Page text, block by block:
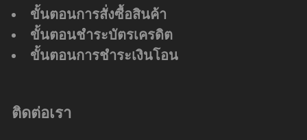
ขั้นตอนการสั่งซื้อสินค้า
ขั้นตอนชำระบัตรเครดิต
ขั้นตอนการชำระเงินโอน
ติดต่อเรา